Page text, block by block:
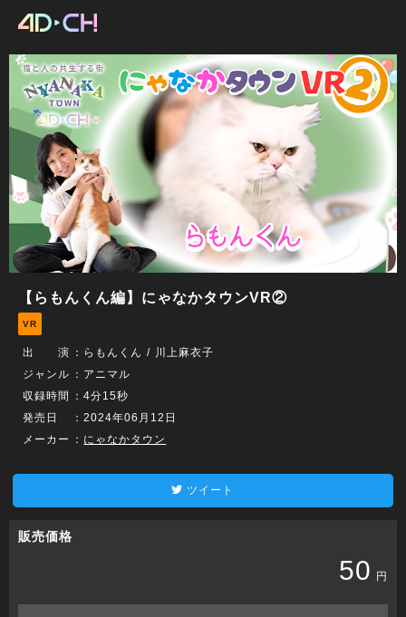
【らもんくん編】にゃなかタウンVR②
VR
出 演 ： らもんくん
川上麻衣子
ジャンル ：アニマル
収録時間
：4分15秒
発売日
：2024年06月12日
メーカー
： にゃなかタウン
ツイート
販売価格
50 円